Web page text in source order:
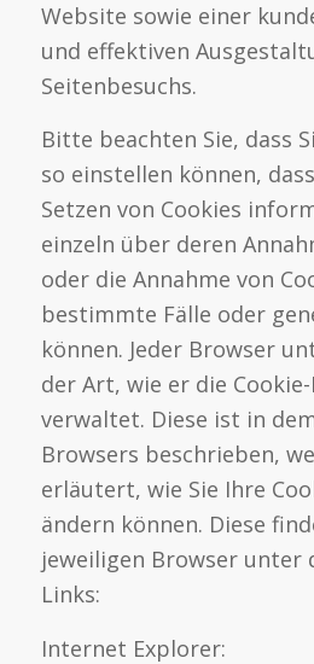
Website sowie einer
und effektiven
Seitenbesuchs.
Bitte beachten Sie, dass
so einstellen können,
Setzen von Cookies
einzeln über deren
oder die Annahme von
bestimmte Fälle oder
können. Jeder Browser
der Art, wie er die
verwaltet. Diese ist in
Browsers beschrieben,
erläutert, wie Sie Ihre
ändern können. Diese
jeweiligen Browser unter
Links:
Internet Explorer: